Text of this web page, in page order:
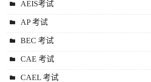
AEIS考试
AP 考试
BEC 考试
CAE 考试
CAEL 考试